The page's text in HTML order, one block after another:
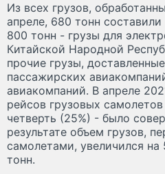
Из всех грузов,
апреле, 680 тонн
800 тонн - грузы для
Китайской Народной
прочие грузы,
пассажирских
авиакомпаний. В апреле
рейсов грузовых
четверть (25%) - было
результате объем грузов,
самолетами, увеличился на
тонн.